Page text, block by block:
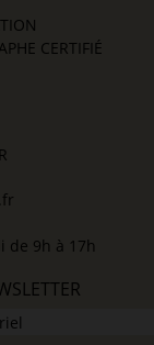
CERTIFIÉ
de 9h à 17h